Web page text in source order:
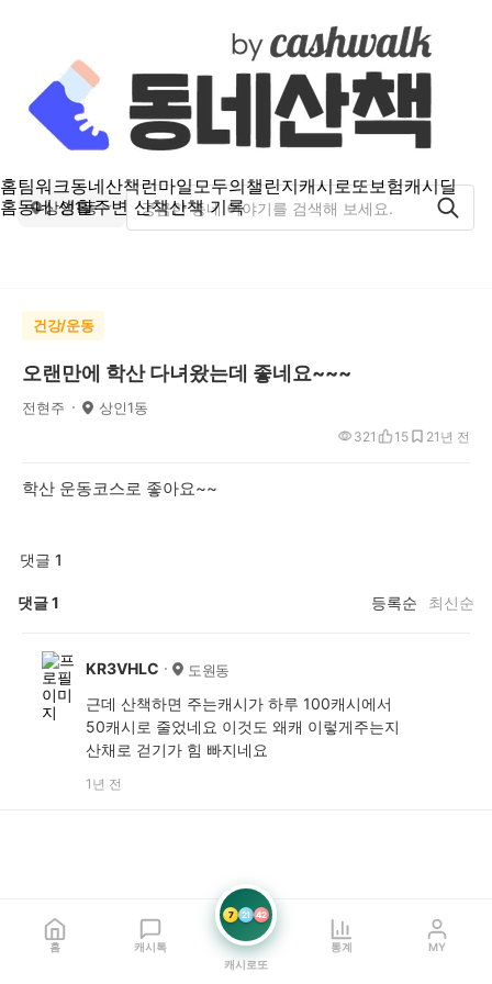
홈팀워크동네산책런마일모두의챌린지캐시로또보험캐시딜
홈동네 생활주변 산책산책 기록
상인1동
건강/운동
오랜만에 학산 다녀왔는데 좋네요~~~
전현주 상인1동
1년 전
321 15 2
학산 운동코스로 좋아요~~
댓글 1
댓글1 등록순 최신순
KR3VHLC 도원동
근데 산책하면 주는캐시가 하루 100캐시에서
50캐시로 줄었네요 이것도 왜캐 이렇게주는지
산채로 걷기가 힘 빠지네요
1년 전
홈 캐시톡
7 21 42
캐시로또
통계 MY